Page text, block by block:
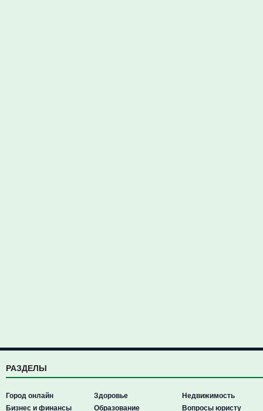
РАЗДЕЛЫ
Город онлайн
Бизнес и финансы
Здоровье
Образование
Недвижимость
Вопросы юристу